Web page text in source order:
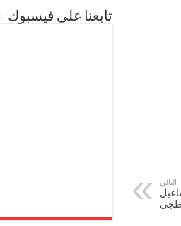
التالي
تابعنا على فيسبوك